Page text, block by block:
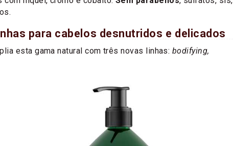
para cabelos desnutridos e delicados
esta gama natural com três novas linhas: bodifying,